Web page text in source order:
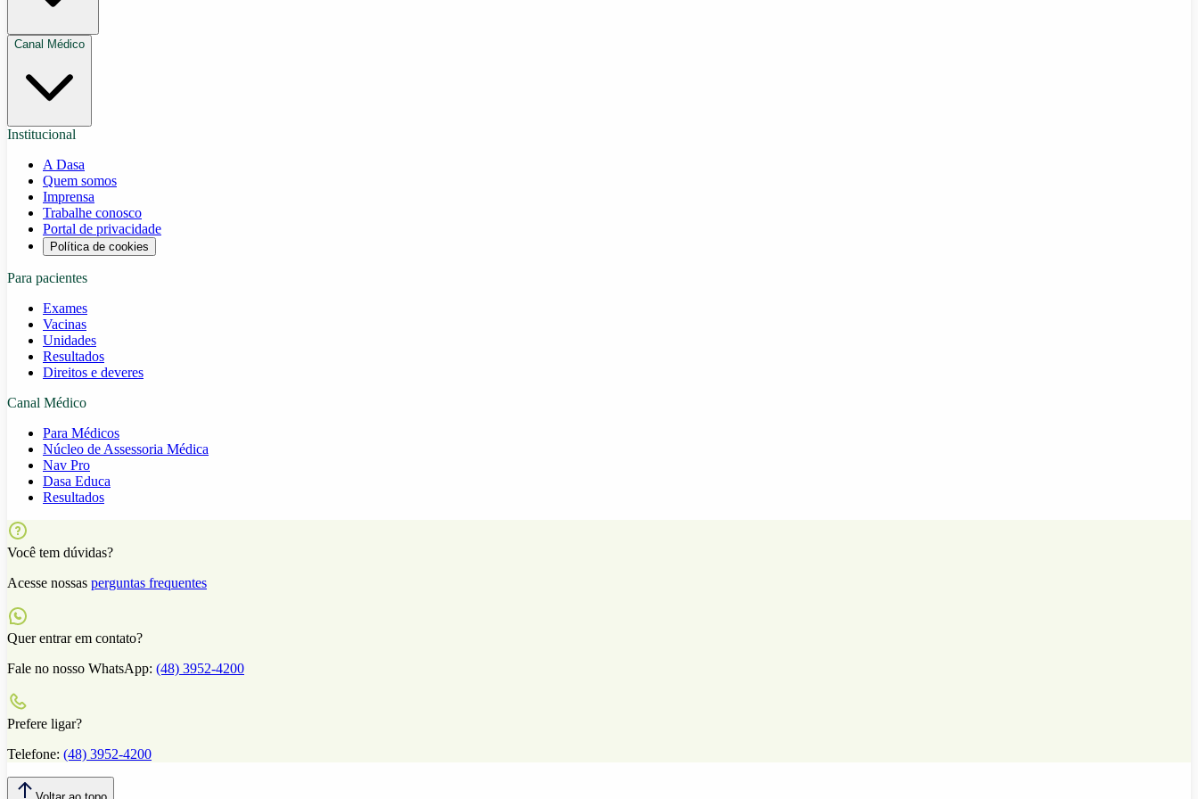
Canal Médico
Institucional
A Dasa
Quem somos
Imprensa
Trabalhe conosco
Portal de privacidade
Política de cookies
Para pacientes
Exames
Vacinas
Unidades
Resultados
Direitos e deveres
Canal Médico
Para Médicos
Núcleo de Assessoria Médica
Nav Pro
Dasa Educa
Resultados
Você tem dúvidas?
Acesse nossas perguntas frequentes
Quer entrar em contato?
Fale no nosso WhatsApp: (48) 3952-4200
Prefere ligar?
Telefone: (48) 3952-4200